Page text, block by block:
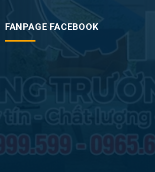
FANPAGE FACEBOOK